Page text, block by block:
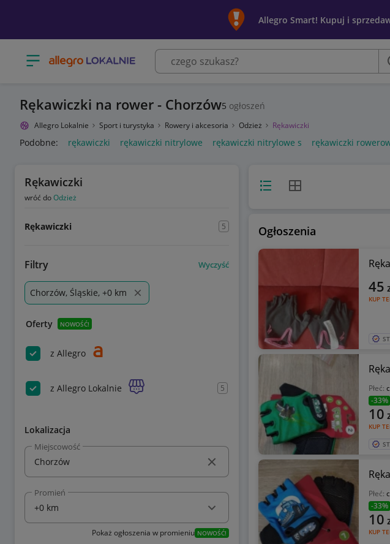
Allegro Smart! Kupuj i
Otwórz menu z kategoriami
Rękawiczki na rower - Chorzów5 ogłoszeń
Allegro Lokalnie Sport i turystyka Rowery i akcesoria Odzież Rękawiczki
Podobne: rękawiczki rękawiczki nitrylowe rękawiczki nitrylowe s rękawiczki
Rękawiczki
wróć doOdzież
Rękawiczki 5
Filtry Wyczyść
Chorzów, Śląskie, +0 km
Oferty NOWOŚĆ!
z Allegro
z Allegro Lokalnie 5
Lokalizacja
Miejscowość
Promień
Pokaż ogłoszenia w promieniu NOWOŚĆ!
Widok listyWidok siatki
Ogłoszenia
KUP
45
Płeć:
-33%
KUP
10
Płeć:
-33%
KUP
10